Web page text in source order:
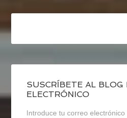
SUSCRÍBETE AL BLOG
ELECTRÓNICO
Introduce tu correo